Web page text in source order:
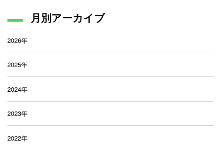
月別アーカイブ
2026年
2025年
2024年
2023年
2022年